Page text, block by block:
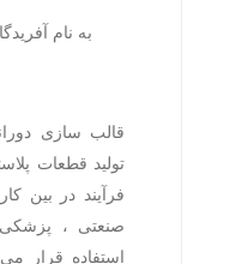
به نام
قالب سازی
تولید قطعات
فرآیند در بین
صنعتی ، پزشکی
استفاده قرار